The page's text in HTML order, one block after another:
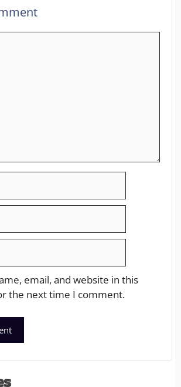
email, and website in this
the next time I comment.